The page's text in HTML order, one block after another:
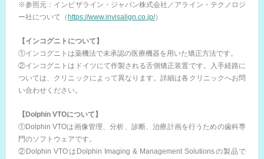
※参照元：インビザライン・ジャパン株式会社／アライン・テクノロジ
ー社について（ https://www.invisalign.co.jp/）
【インコグニトについて】
①インコグニトは薬機法で未承認の医療機器を用いた矯正方法です。
②インコグニトはドイツにて作製される舌側矯正装置です。入手経路に
ついては、クリニックによって異なります。詳細は各クリニックへお問
い合わせください。
【Dolphin VTOについて】
①Dolphin VTOは画像管理、分析、診断、治療計画を行うための歯科専
門のソフトウェアです。
②Dolphin VTOはDolphin Imaging & Management Solutionsの製品で